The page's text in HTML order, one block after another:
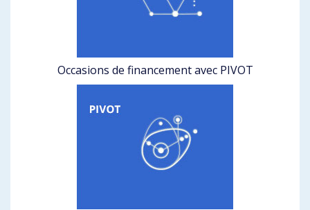
Occasions de financement avec PIVOT